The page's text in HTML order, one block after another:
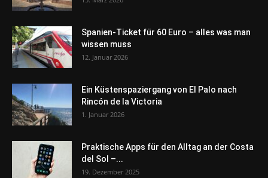
Spanien-Ticket für 60 Euro – alles was man
wissen muss
12. Januar 2026
Ein Küstenspaziergang von El Palo nach
Rincón de la Victoria
1. Januar 2026
Praktische Apps für den Alltag an der Costa
del Sol –...
19. Dezember 2025